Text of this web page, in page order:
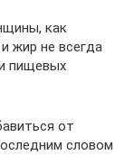
как
жир не всегда
пищевых
от
словом